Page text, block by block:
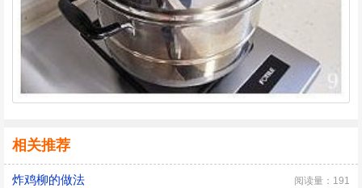
相关推荐
炸鸡柳的做法 阅读量：191